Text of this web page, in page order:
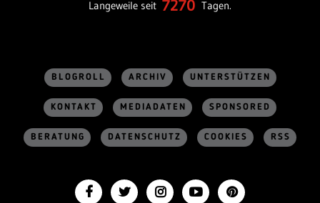
Langeweile seit 7270 Tagen.
BLOGROLL ARCHIV UNTERSTÜTZEN
KONTAKT MEDIADATEN SPONSORED
BERATUNG DATENSCHUTZ COOKIES RSS